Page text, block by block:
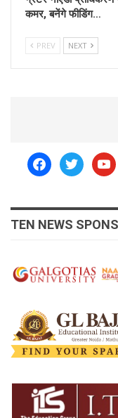
कमर, बनेंगे फीडिंग…
PREV NEXT
facebooktwitter
TEN NEWS